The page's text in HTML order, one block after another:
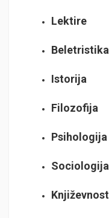
Lektire
Beletristika
Istorija
Filozofija
Psihologija
Sociologija
Književnost